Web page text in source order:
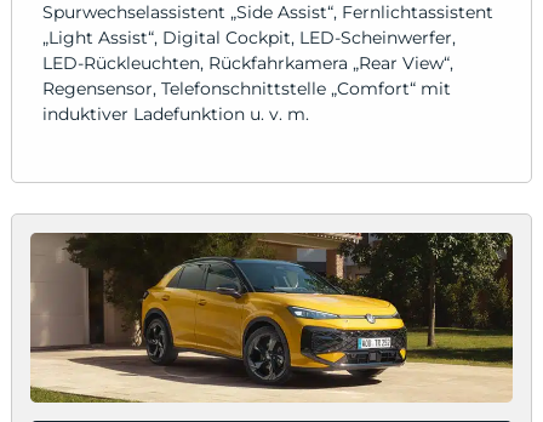
Spurwechselassistent „Side Assist“, Fernlichtassistent
„Light Assist“, Digital Cockpit, LED-Scheinwerfer,
LED-Rückleuchten, Rückfahrkamera „Rear View“,
Regensensor, Telefonschnittstelle „Comfort“ mit
induktiver Ladefunktion u. v. m.